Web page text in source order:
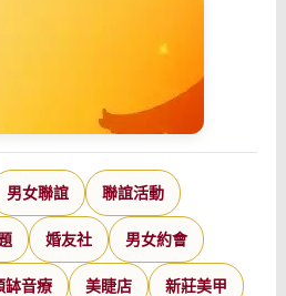
男女聯誼 聯誼活動
婚友社 男女約會
缽音療 美睫店 新莊美甲